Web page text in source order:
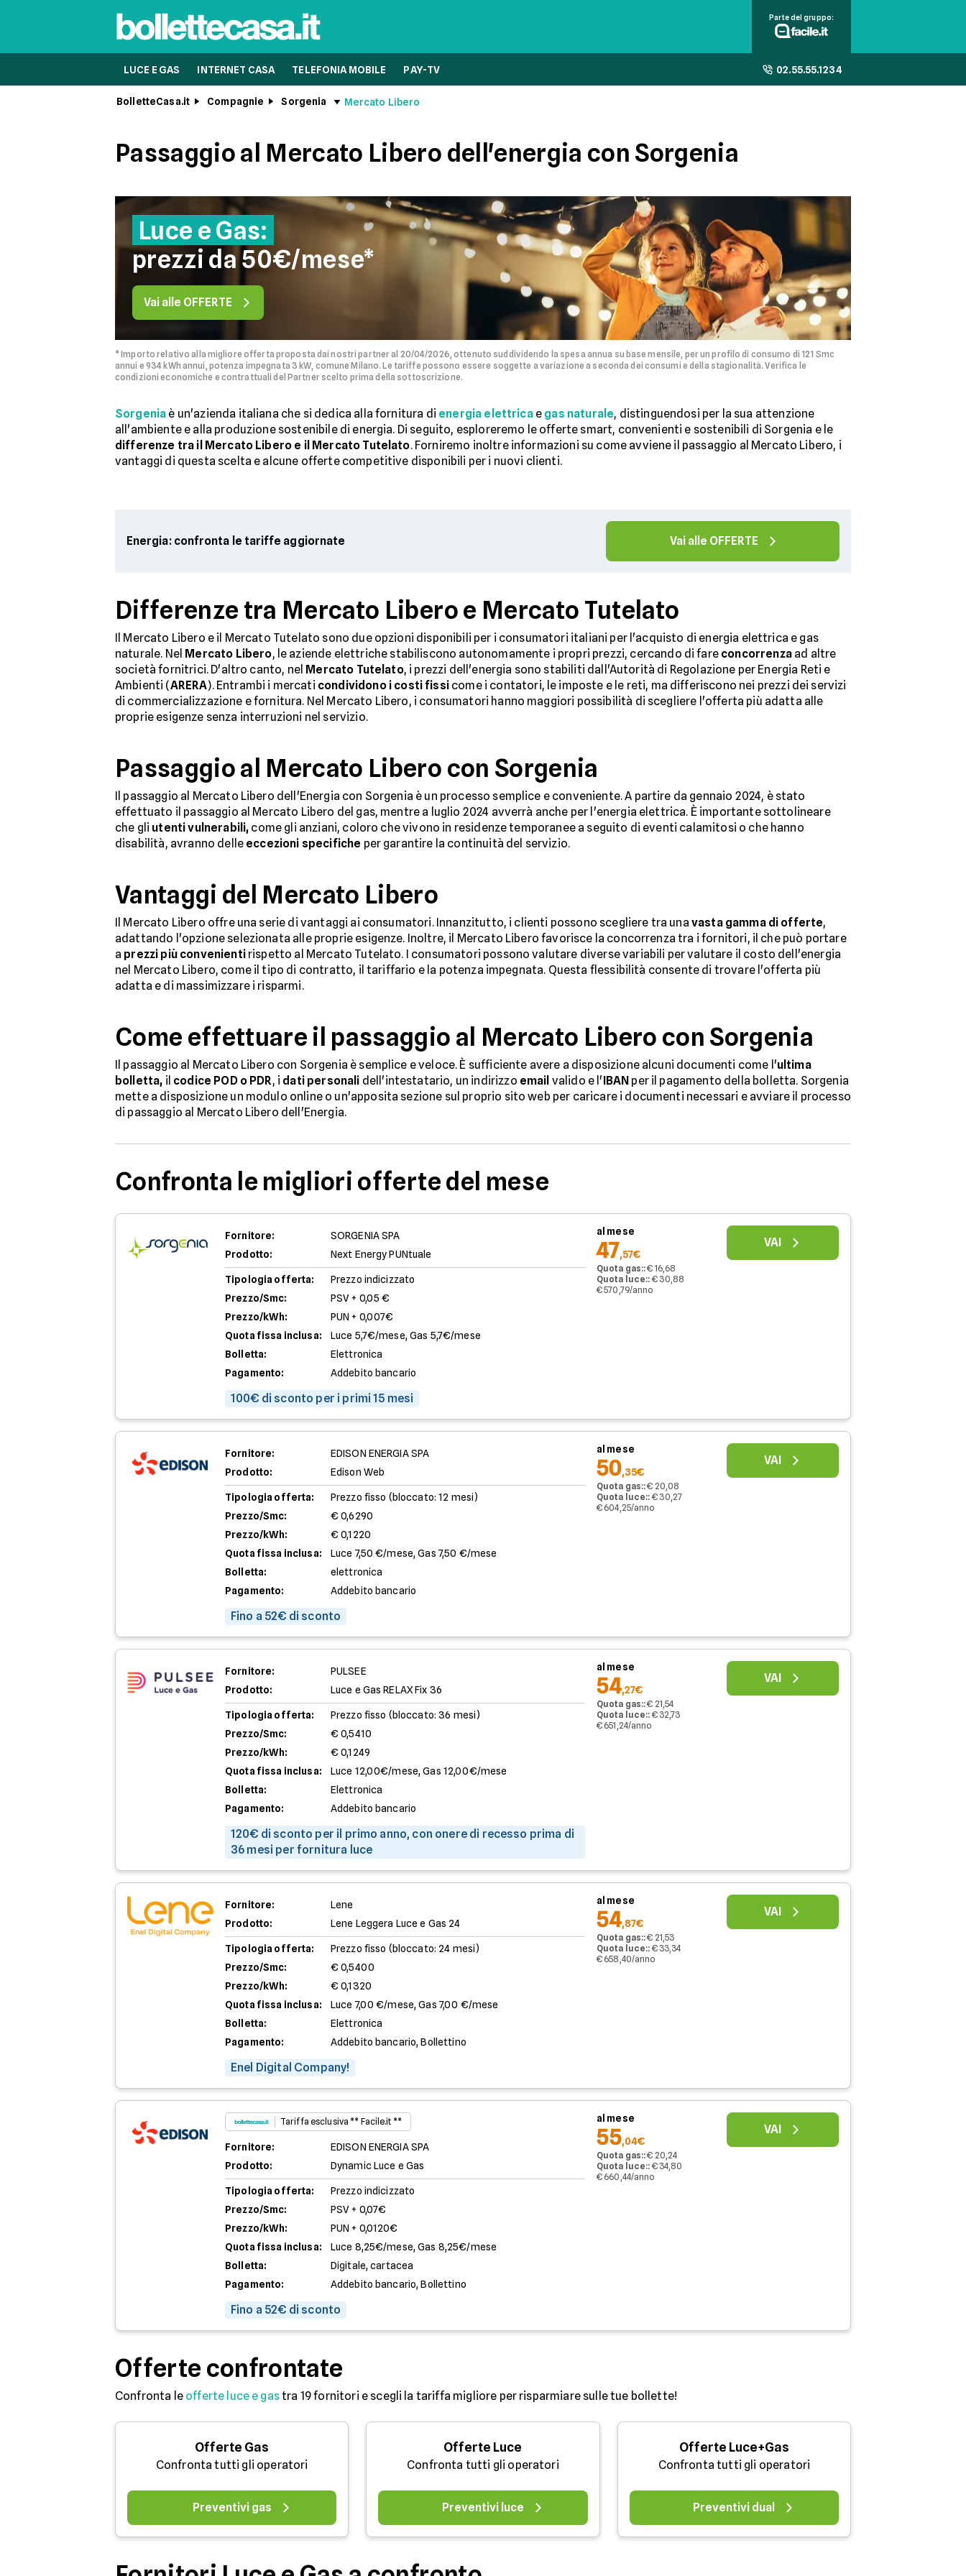
LUCE E GAS INTERNET CASA TELEFONIA MOBILE PAY-TV 02.55.55.1234
Parte del gruppo:
BolletteCasa.it Compagnie Sorgenia Mercato Libero
Passaggio al Mercato Libero dell'energia con Sorgenia
Luce e Gas:
prezzi da 50€/mese*
Vai alle OFFERTE
* Importo relativo alla migliore offerta proposta dai nostri partner al 20/04/2026, ottenuto suddividendo la spesa annua su base mensile, per un profilo di consumo di 121 Smc
annui e 934 kWh annui, potenza impegnata 3 kW, comune Milano. Le tariffe possono essere soggette a variazione a seconda dei consumi e della stagionalità. Verifica le
condizioni economiche e contrattuali del Partner scelto prima della sottoscrizione.
Sorgenia è un'azienda italiana che si dedica alla fornitura di energia elettricae gas naturale, distinguendosi per la sua attenzione
all'ambiente e alla produzione sostenibile di energia. Di seguito, esploreremo le offerte smart, convenienti e sostenibili di Sorgenia e le
differenze tra il Mercato Libero e il Mercato Tutelato. Forniremo inoltre informazioni su come avviene il passaggio al Mercato Libero, i
vantaggi di questa scelta e alcune offerte competitive disponibili per i nuovi clienti.
Energia: confronta le tariffe aggiornate Vai alle OFFERTE
Differenze tra Mercato Libero e Mercato Tutelato
Il Mercato Libero e il Mercato Tutelato sono due opzioni disponibili per i consumatori italiani per l'acquisto di energia elettrica e gas
naturale. Nel Mercato Libero, le aziende elettriche stabiliscono autonomamente i propri prezzi, cercando di fare concorrenzaad altre
società fornitrici. D'altro canto, nel Mercato Tutelato, i prezzi dell'energia sono stabiliti dall'Autorità di Regolazione per Energia Reti e
Ambienti (ARERA). Entrambi i mercati condividono i costi fissicome i contatori, le imposte e le reti, ma differiscono nei prezzi dei servizi
di commercializzazione e fornitura. Nel Mercato Libero, i consumatori hanno maggiori possibilità di scegliere l'offerta più adatta alle
proprie esigenze senza interruzioni nel servizio.
Passaggio al Mercato Libero con Sorgenia
Il passaggio al Mercato Libero dell'Energia con Sorgenia è un processo semplice e conveniente. A partire da gennaio 2024, è stato
effettuato il passaggio al Mercato Libero del gas, mentre a luglio 2024 avverrà anche per l'energia elettrica. È importante sottolineare
che gli utenti vulnerabili, come gli anziani, coloro che vivono in residenze temporanee a seguito di eventi calamitosi o che hanno
disabilità, avranno delle eccezioni specifiche per garantire la continuità del servizio.
Vantaggi del Mercato Libero
Il Mercato Libero offre una serie di vantaggi ai consumatori. Innanzitutto, i clienti possono scegliere tra una vasta gamma di offerte,
adattando l'opzione selezionata alle proprie esigenze. Inoltre, il Mercato Libero favorisce la concorrenza tra i fornitori, il che può portare
a prezzi più convenientirispetto al Mercato Tutelato. I consumatori possono valutare diverse variabili per valutare il costo dell'energia
nel Mercato Libero, come il tipo di contratto, il tariffario e la potenza impegnata. Questa flessibilità consente di trovare l'offerta più
adatta e di massimizzare i risparmi.
Come effettuare il passaggio al Mercato Libero con Sorgenia
Il passaggio al Mercato Libero con Sorgenia è semplice e veloce. È sufficiente avere a disposizione alcuni documenti come l'ultima
bolletta, il codice POD o PDR, i dati personali dell'intestatario, un indirizzo email valido e l'IBAN per il pagamento della bolletta. Sorgenia
mette a disposizione un modulo online o un'apposita sezione sul proprio sito web per caricare i documenti necessari e avviare il processo
di passaggio al Mercato Libero dell'Energia.
Confronta le migliori offerte del mese
Fornitore:
SORGENIA SPA
Prodotto:
Next Energy PUNtuale
Tipologia offerta:
Prezzo indicizzato
Prezzo/Smc:
PSV + 0,05 €
Prezzo/kWh:
PUN + 0,007€
Quota fissa inclusa:
Luce 5,7€/mese, Gas 5,7€/mese
Bolletta:
Elettronica
Pagamento:
Addebito bancario
100€ di sconto per i primi 15 mesi
al mese
47,57€
Quota gas::€ 16,68
Quota luce::€ 30,88
€ 570,79/anno
VAI
Fornitore:
EDISON ENERGIA SPA
Prodotto:
Edison Web
Tipologia offerta:
Prezzo fisso (bloccato: 12 mesi)
Prezzo/Smc:
€ 0,6290
Prezzo/kWh:
€ 0,1220
Quota fissa inclusa:
Luce 7,50 €/mese, Gas 7,50 €/mese
Bolletta:
elettronica
Pagamento:
Addebito bancario
Fino a 52€ di sconto
al mese
50,35€
Quota gas::€ 20,08
Quota luce::€ 30,27
€ 604,25/anno
VAI
Fornitore:
PULSEE
Prodotto:
Luce e Gas RELAX Fix 36
Tipologia offerta:
Prezzo fisso (bloccato: 36 mesi)
Prezzo/Smc:
€ 0,5410
Prezzo/kWh:
€ 0,1249
Quota fissa inclusa:
Luce 12,00€/mese, Gas 12,00€/mese
Bolletta:
Elettronica
Pagamento:
Addebito bancario
120€ di sconto per il primo anno, con onere di recesso prima di
36 mesi per fornitura luce
al mese
54,27€
Quota gas::€ 21,54
Quota luce::€ 32,73
€ 651,24/anno
VAI
Fornitore:
Lene
Prodotto:
Lene Leggera Luce e Gas 24
Tipologia offerta:
Prezzo fisso (bloccato: 24 mesi)
Prezzo/Smc:
€ 0,5400
Prezzo/kWh:
€ 0,1320
Quota fissa inclusa:
Luce 7,00 €/mese, Gas 7,00 €/mese
Bolletta:
Elettronica
Pagamento:
Addebito bancario, Bollettino
Enel Digital Company!
al mese
54,87€
Quota gas::€ 21,53
Quota luce::€ 33,34
€ 658,40/anno
VAI
Tariffa esclusiva ** Facile.it **
Fornitore:
EDISON ENERGIA SPA
Prodotto:
Dynamic Luce e Gas
Tipologia offerta:
Prezzo indicizzato
Prezzo/Smc:
PSV + 0,07€
Prezzo/kWh:
PUN + 0,0120€
Quota fissa inclusa:
Luce 8,25€/mese, Gas 8,25€/mese
Bolletta:
Digitale, cartacea
Pagamento:
Addebito bancario, Bollettino
Fino a 52€ di sconto
al mese
55,04€
Quota gas::€ 20,24
Quota luce::€ 34,80
€ 660,44/anno
VAI
Offerte confrontate
Confronta le offerte luce e gastra 19 fornitori e scegli la tariffa migliore per risparmiare sulle tue bollette!
Offerte Gas
Confronta tutti gli operatori
Preventivi gas
Offerte Luce
Confronta tutti gli operatori
Preventivi luce
Offerte Luce+Gas
Confronta tutti gli operatori
Preventivi dual